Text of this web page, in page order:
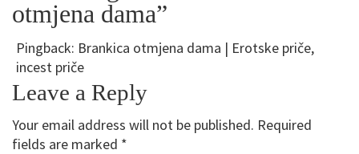
otmjena dama”
Pingback: Brankica otmjena dama | Erotske priče,
incest priče
Leave a Reply
Your email address will not be published. Required
fields are marked *